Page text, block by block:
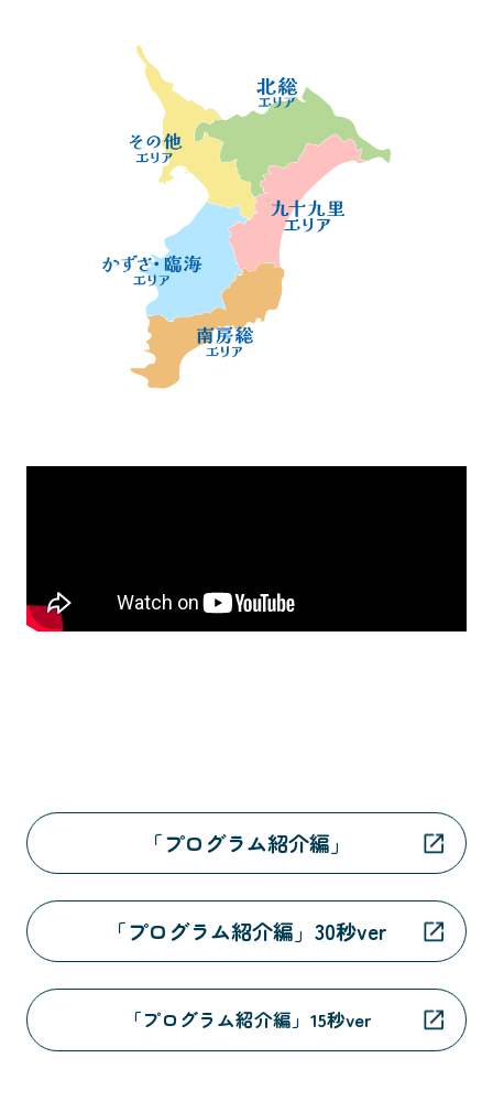
「プログラム紹介編」
「プログラム紹介編」30秒ver
「プログラム紹介編」15秒ver